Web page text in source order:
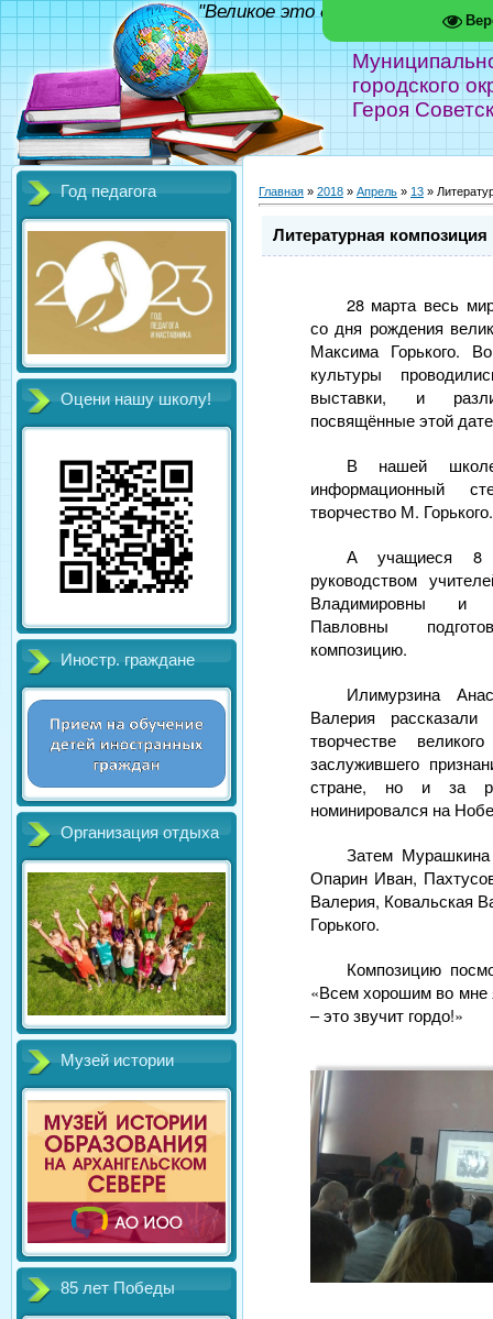
городского
Героя
"Великое это дело - школа!"
Год педагога
Оцени нашу школу!
Иностр. граждане
Организация отдыха
Музей истории
85 лет Победы
Главная » 2018 » Апрель » 13 »
Литературная
28 марта весь
со дня рождения
Максима Горького.
культуры
выставки, и
посвящённые этой
В нашей
информационный
творчество М. Горького.
А учащиеся
руководством
Владимировны и
Павловны
композицию.
Илимурзина
Валерия
творчестве
заслужившего
стране, но и за
номинировался на
Затем
Опарин Иван,
Валерия, Ковальская
Горького.
Композицию
«Всем хорошим во мне
– это звучит гордо!»